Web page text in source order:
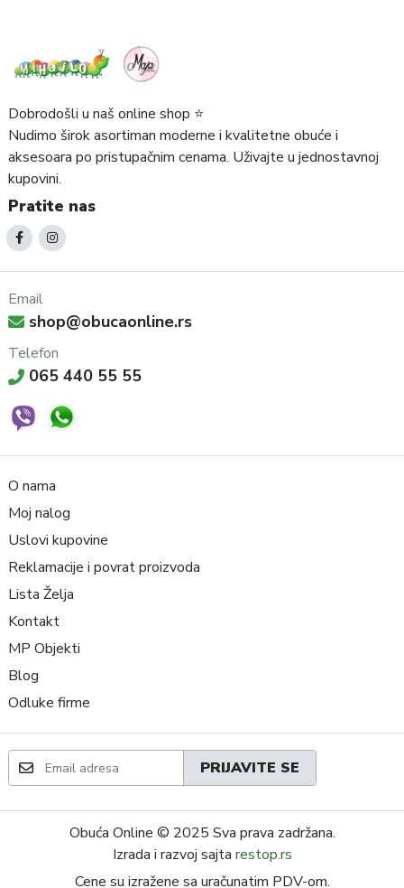
Email
shop@obucaonline.rs
Telefon
065 440 55 55
Dobrodošli u naš online shop ⭐️
Nudimo širok asortiman moderne i kvalitetne obuće i
aksesoara po pristupačnim cenama. Uživajte u jednostavnoj
kupovini.
Pratite nas
O nama
Moj nalog
Uslovi kupovine
Reklamacije i povrat proizvoda
Lista Želja
Kontakt
MP Objekti
Blog
Odluke firme
PRIJAVITE SE
Obuća Online © 2025 Sva prava zadržana.
Izrada i razvoj sajta restop.rs
Cene su izražene sa uračunatim PDV-om.